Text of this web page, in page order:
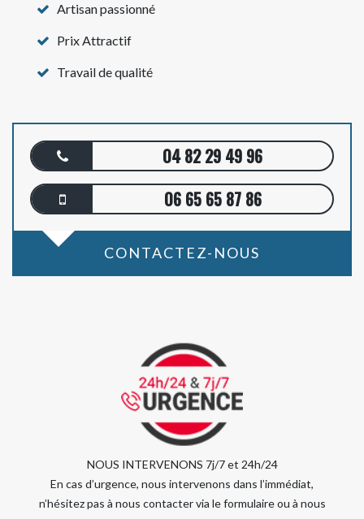
Artisan passionné
Prix Attractif
Travail de qualité
04 82 29 49 96
06 65 65 87 86
CONTACTEZ-NOUS
NOUS INTERVENONS 7j/7 et 24h/24
En cas d’urgence, nous intervenons dans l’immédiat,
n’hésitez pas à nous contacter via le formulaire ou à nous